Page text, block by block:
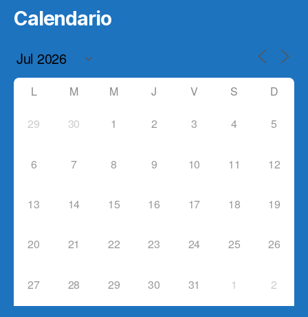
Calendario
L M M J V S D
29 30 1 2 3 4 5
6 7 8 9 10 11 12
13 14 15 16 17 18 19
20 21 22 23 24 25 26
27 28 29 30 31 1 2